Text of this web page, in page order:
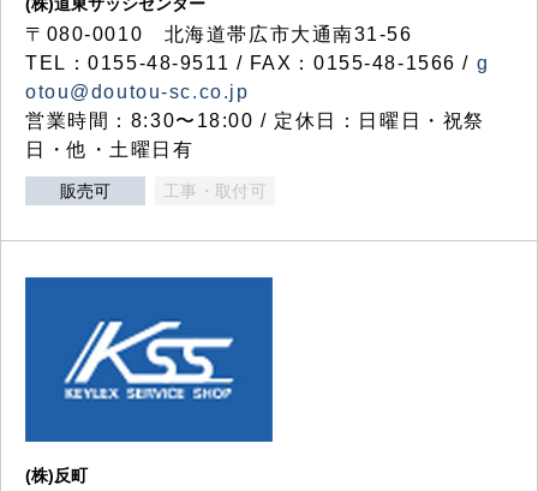
〒080-0010 北海道帯広市大通南31-56
TEL：0155-48-9511 / FAX：0155-48-1566 / g
otou@doutou-sc.co.jp
営業時間：8:30〜18:00 / 定休日：日曜日・祝祭
日・他・土曜日有
販売可 工事・取付可
(株)反町